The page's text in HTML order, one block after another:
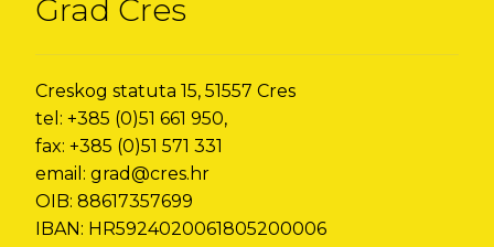
Grad Cres
Creskog statuta 15, 51557 Cres
tel: +385 (0)51 661 950,
fax: +385 (0)51 571 331
email: grad@cres.hr
OIB: 88617357699
IBAN: HR5924020061805200006